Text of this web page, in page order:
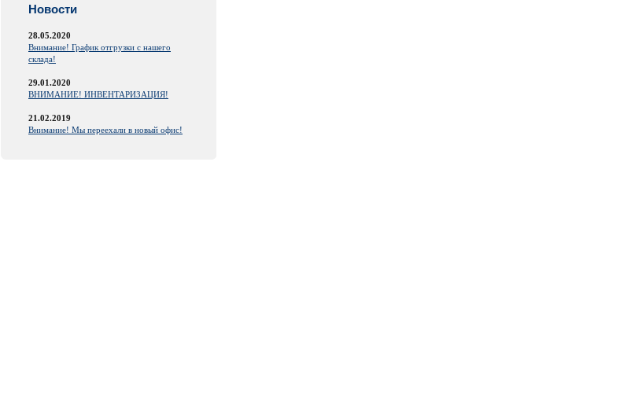
Новости
28.05.2020
Внимание! График отгрузки с нашего
склада!
29.01.2020
ВНИМАНИЕ! ИНВЕНТАРИЗАЦИЯ!
21.02.2019
Внимание! Мы переехали в новый офис!